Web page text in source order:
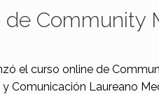
de Community
el curso online de
Comunicación Laureano